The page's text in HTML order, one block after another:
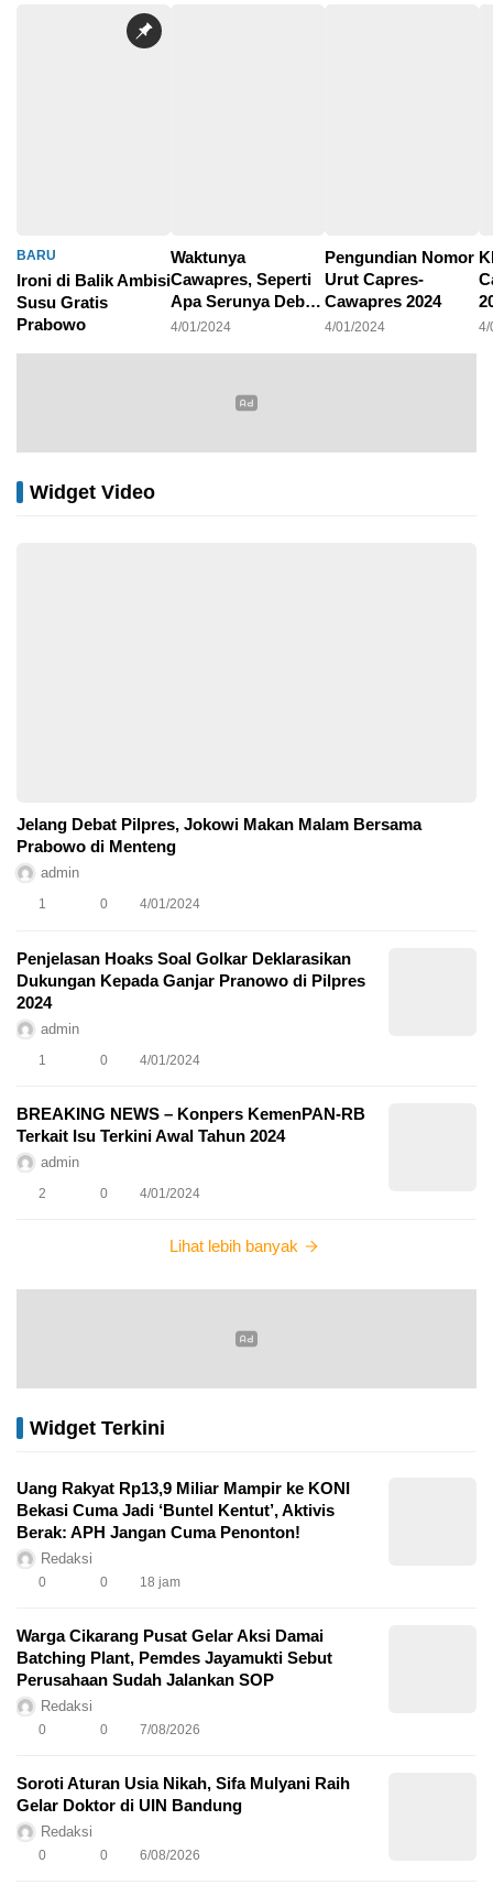
BARU
Ironi di Balik Ambisi
Susu Gratis
Prabowo
4/01/2024
Waktunya
Cawapres, Seperti
Apa Serunya Debat
Pilpres 2024?
4/01/2024
Pengundian Nomor
Urut Capres-
Cawapres 2024
4/01/2024 4/
Widget Video
Jelang Debat Pilpres, Jokowi Makan Malam Bersama
Prabowo di Menteng
admin
1 0 4/01/2024
Penjelasan Hoaks Soal Golkar Deklarasikan
Dukungan Kepada Ganjar Pranowo di Pilpres
2024
admin
1 0 4/01/2024
BREAKING NEWS – Konpers KemenPAN-RB
Terkait Isu Terkini Awal Tahun 2024
admin
2 0 4/01/2024
Lihat lebih banyak
Widget Terkini
Uang Rakyat Rp13,9 Miliar Mampir ke KONI
Bekasi Cuma Jadi ‘Buntel Kentut’, Aktivis
Berak: APH Jangan Cuma Penonton!
Redaksi
0 0 18 jam
Warga Cikarang Pusat Gelar Aksi Damai
Batching Plant, Pemdes Jayamukti Sebut
Perusahaan Sudah Jalankan SOP
Redaksi
0 0 7/08/2026
Soroti Aturan Usia Nikah, Sifa Mulyani Raih
Gelar Doktor di UIN Bandung
Redaksi
0 0 6/08/2026